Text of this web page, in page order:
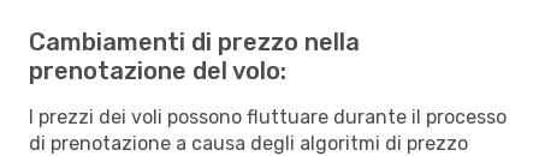
Cambiamenti di prezzo nella
prenotazione del volo:
I prezzi dei voli possono fluttuare durante il processo
di prenotazione a causa degli algoritmi di prezzo